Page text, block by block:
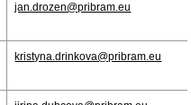
jan.drozen@pribram.eu
kristyna.drinkova@pribram.eu